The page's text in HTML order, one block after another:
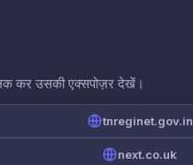
कर उसकी एक्सपोज़र देखें।
tnreginet.gov.in
next.co.uk